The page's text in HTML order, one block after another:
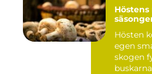
Hösten
egen
skogen